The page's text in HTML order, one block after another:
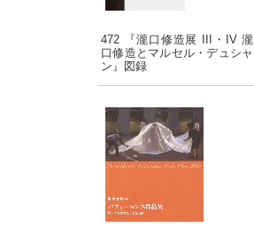
472 『瀧口修造展 III・IV 瀧
口修造とマルセル・デュシャ
ン』図録